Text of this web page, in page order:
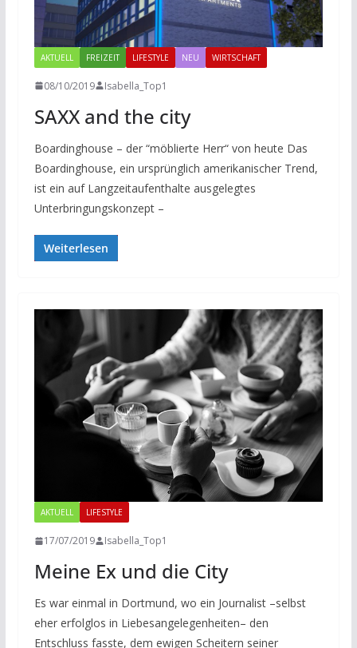
AKTUELL FREIZEIT LIFESTYLE NEU WIRTSCHAFT
08/10/2019 Isabella_Top1
SAXX and the city
Boardinghouse – der “möblierte Herr“ von heute Das
Boardinghouse, ein ursprünglich amerikanischer Trend,
ist ein auf Langzeitaufenthalte ausgelegtes
Unterbringungskonzept –
Weiterlesen
AKTUELL LIFESTYLE
17/07/2019 Isabella_Top1
Meine Ex und die City
Es war einmal in Dortmund, wo ein Journalist –selbst
eher erfolglos in Liebesangelegenheiten– den
Entschluss fasste, dem ewigen Scheitern seiner